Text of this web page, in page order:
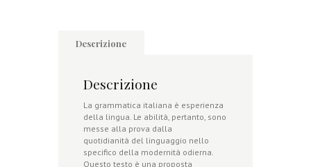
Descrizione
Descrizione
La grammatica italiana è esperienza
della lingua. Le abilità, pertanto, sono
messe alla prova dalla
quotidianità del linguaggio nello
specifico della modernità odierna.
Questo testo è una proposta